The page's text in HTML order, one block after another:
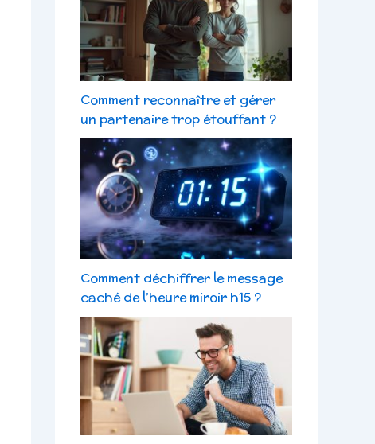
Comment reconnaître et gérer
un partenaire trop étouffant ?
Comment déchiffrer le message
caché de l’heure miroir h15 ?